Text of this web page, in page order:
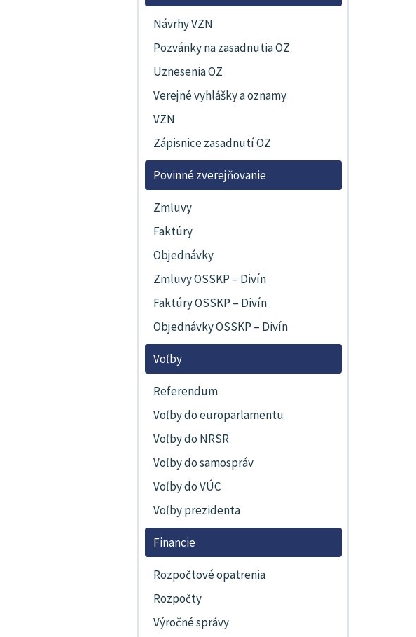
Návrhy VZN
Pozvánky na zasadnutia OZ
Uznesenia OZ
Verejné vyhlášky a oznamy
VZN
Zápisnice zasadnutí OZ
Povinné zverejňovanie
Zmluvy
Faktúry
Objednávky
Zmluvy OSSKP – Divín
Faktúry OSSKP – Divín
Objednávky OSSKP – Divín
Voľby
Referendum
Voľby do europarlamentu
Voľby do NRSR
Voľby do samospráv
Voľby do VÚC
Voľby prezidenta
Financie
Rozpočtové opatrenia
Rozpočty
Výročné správy